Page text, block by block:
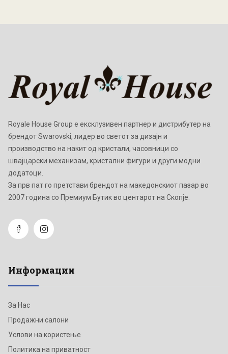
Royale House Group е ексклузивен партнер и дистрибутер на
брендот Swarovski, лидер во светот за дизајн и
производство на накит од кристали, часовници со
швајцарски механизам, кристални фигури и други модни
додатоци.
Зa прв пат го претстави брендот на македонскиот пазар во
2007 година со Премиум Бутик во центарот на Скопје.
Информации
За Нас
Продажни салони
Услови на користење
Политика на приватност